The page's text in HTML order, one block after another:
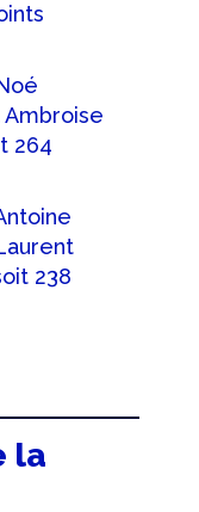
Ambroise
264
238
la